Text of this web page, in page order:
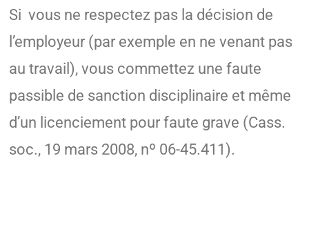
Si vous ne respectez pas la décision de
l’employeur (par exemple en ne venant pas
au travail), vous commettez une faute
passible de sanction disciplinaire et même
d’un licenciement pour faute grave (Cass.
soc., 19 mars 2008, nº 06-45.411).